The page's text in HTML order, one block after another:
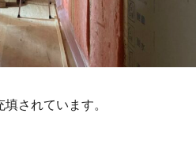
されています。